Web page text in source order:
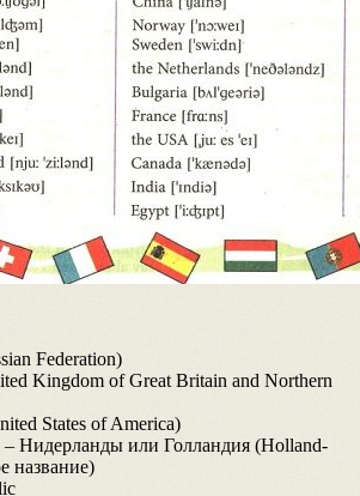
Federation)
Kingdom of Great Britain and Northern
States of America)
– Нидерланды или Голландия (Holland-
название)